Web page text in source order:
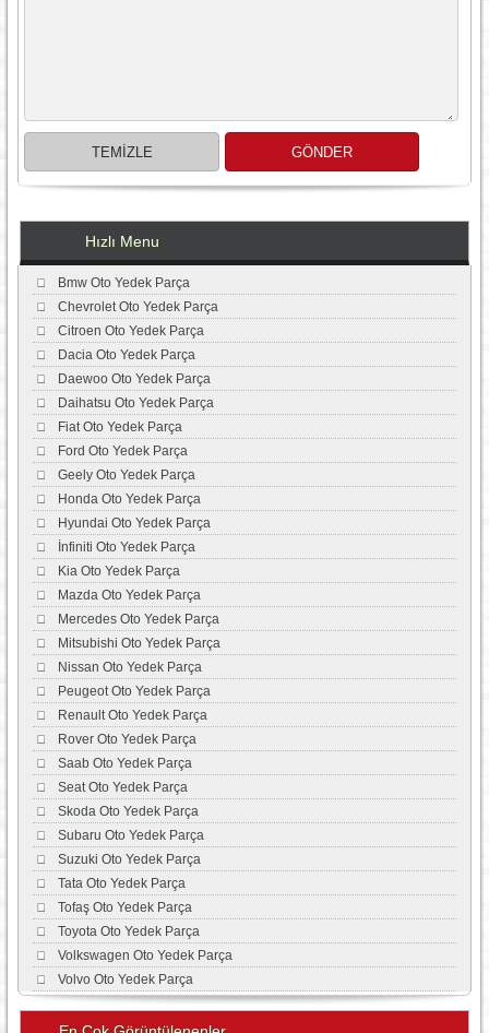
Hızlı Menu
Bmw Oto Yedek Parça
Chevrolet Oto Yedek Parça
Citroen Oto Yedek Parça
Dacia Oto Yedek Parça
Daewoo Oto Yedek Parça
Daihatsu Oto Yedek Parça
Fiat Oto Yedek Parça
Ford Oto Yedek Parça
Geely Oto Yedek Parça
Honda Oto Yedek Parça
Hyundai Oto Yedek Parça
İnfiniti Oto Yedek Parça
Kia Oto Yedek Parça
Mazda Oto Yedek Parça
Mercedes Oto Yedek Parça
Mitsubishi Oto Yedek Parça
Nissan Oto Yedek Parça
Peugeot Oto Yedek Parça
Renault Oto Yedek Parça
Rover Oto Yedek Parça
Saab Oto Yedek Parça
Seat Oto Yedek Parça
Skoda Oto Yedek Parça
Subaru Oto Yedek Parça
Suzuki Oto Yedek Parça
Tata Oto Yedek Parça
Tofaş Oto Yedek Parça
Toyota Oto Yedek Parça
Volkswagen Oto Yedek Parça
Volvo Oto Yedek Parça